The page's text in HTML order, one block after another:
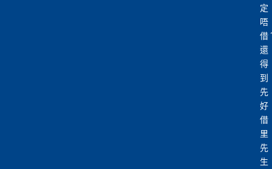
定
唔
借
還
得
到
先
好
借
里
先
生